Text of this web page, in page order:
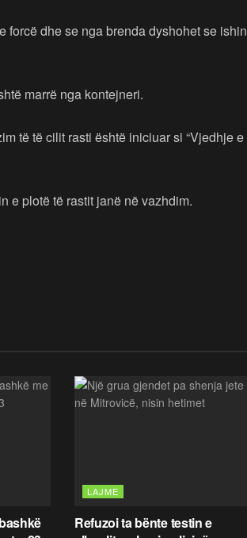
forcë dhe se nga brenda dyshohet se ishin
marrë nga kontejneri.
të të cilit rasti është iniciuar si “Vjedhje e
e plotë të rastit janë në vazhdim.
LAJME
Refuzoi ta bënte testin e